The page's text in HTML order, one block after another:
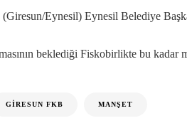
Eynesil) Eynesil Belediye
beklediği Fiskobirlikte bu kadar
GIRESUN FKB MANŞET